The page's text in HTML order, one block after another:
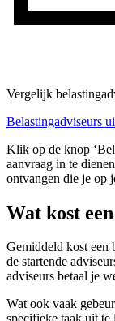
Vergelijk
Belastingadviseurs
Klik op de knop
aanvraag in te
ontvangen die je op
Wat kost
Gemiddeld kost een
de startende
adviseurs betaal je
Wat ook vaak